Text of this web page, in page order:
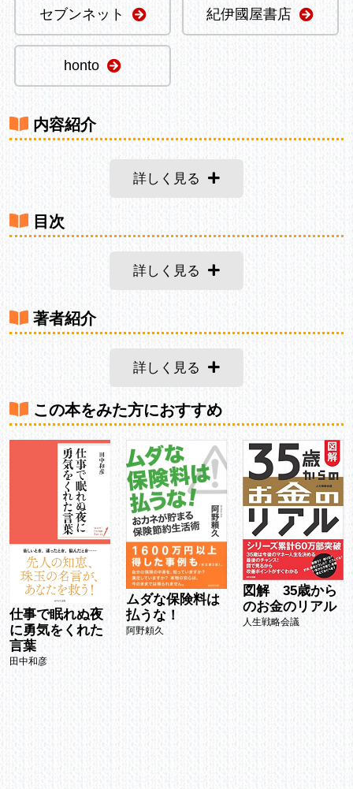
セブンネット 紀伊國屋書店
honto
内容紹介
詳しく見る
目次
詳しく見る
著者紹介
詳しく見る
この本をみた方におすすめ
仕事で眠れぬ夜
に勇気をくれた
言葉
田中和彦
ムダな保険料は
払うな！
阿野頼久
図解 35歳から
のお金のリアル
人生戦略会議